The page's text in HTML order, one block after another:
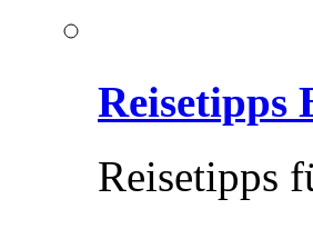
Reisetipps
Reisetipps